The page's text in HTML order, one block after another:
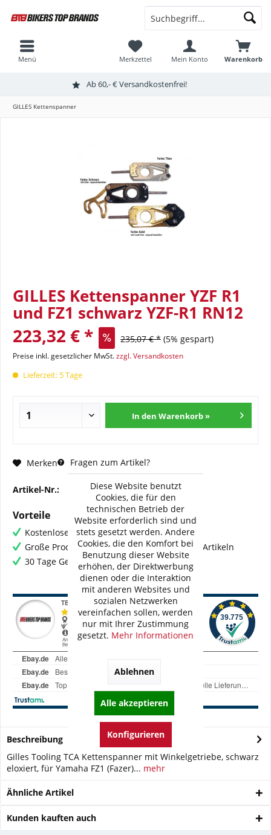
Ab 60,- € Versandkostenfrei!
Warenkorb
Merkzettel Mein Konto
Menü
GILLES Kettenspanner
GILLES Kettenspanner YZF R1
und FZ1 schwarz YZF-R1 RN12
223,32 € * 235,07 € * (5% gespart)
Preise inkl. gesetzlicher MwSt.zzgl. Versandkosten
Lieferzeit: 5 Tage
In den Warenkorb »
Merken Fragen zum Artikel?
Artikel-Nr.: GI-TCA-RN22-B
Vorteile
Kostenloser Versand ab € 60,- Bestellwert
Große Produktauswahl mit mehr als 80.000 Artikeln
30 Tage Geld-Zurück-Garantie
Beschreibung
Gilles Tooling TCA Kettenspanner mit Winkelgetriebe, schwarz
eloxiert, für Yamaha FZ1 (Fazer)... mehr
Ähnliche Artikel
Kunden kauften auch
Diese Website benutzt
Cookies, die für den
technischen Betrieb der
Website erforderlich sind und
stets gesetzt werden. Andere
Cookies, die den Komfort bei
Benutzung dieser Website
erhöhen, der Direktwerbung
dienen oder die Interaktion
mit anderen Websites und
sozialen Netzwerken
vereinfachen sollen, werden
nur mit Ihrer Zustimmung
gesetzt. Mehr Informationen
Ablehnen
Alle akzeptieren
Konfigurieren